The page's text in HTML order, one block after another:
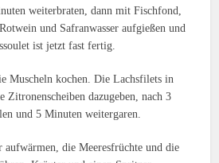
weiterbraten, dann mit Fischfond,
und Safranwasser aufgießen und
ist jetzt fast fertig.
Muscheln kochen. Die Lachsfilets in
Zitronenscheiben dazugeben, nach 3
und 5 Minuten weitergaren.
aufwärmen, die Meeresfrüchte und die